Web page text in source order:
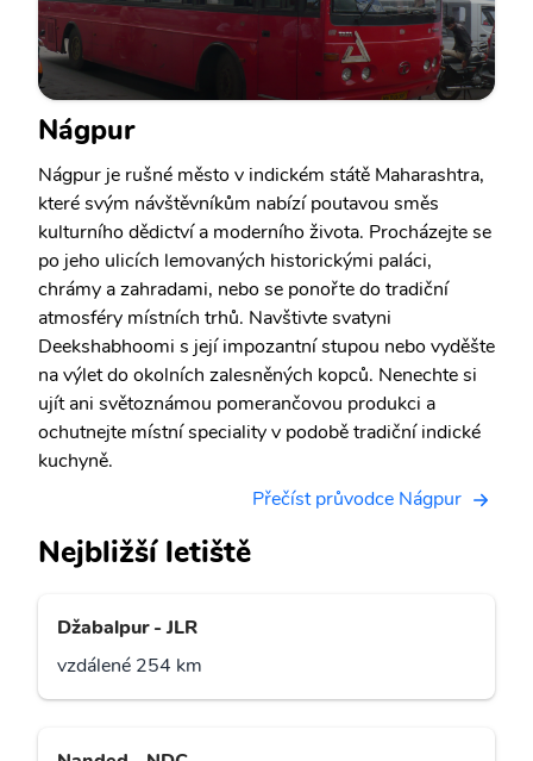
Nágpur
Nágpur je rušné město v indickém státě Maharashtra,
které svým návštěvníkům nabízí poutavou směs
kulturního dědictví a moderního života. Procházejte se
po jeho ulicích lemovaných historickými paláci,
chrámy a zahradami, nebo se ponořte do tradiční
atmosféry místních trhů. Navštivte svatyni
Deekshabhoomi s její impozantní stupou nebo vyděšte
na výlet do okolních zalesněných kopců. Nenechte si
ujít ani světoznámou pomerančovou produkci a
ochutnejte místní speciality v podobě tradiční indické
kuchyně.
Přečíst průvodce Nágpur
Nejbližší letiště
Džabalpur - JLR
vzdálené 254 km